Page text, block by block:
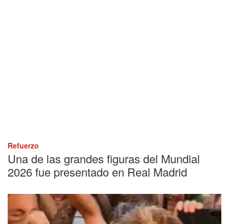
Refuerzo
Una de las grandes figuras del Mundial
2026 fue presentado en Real Madrid